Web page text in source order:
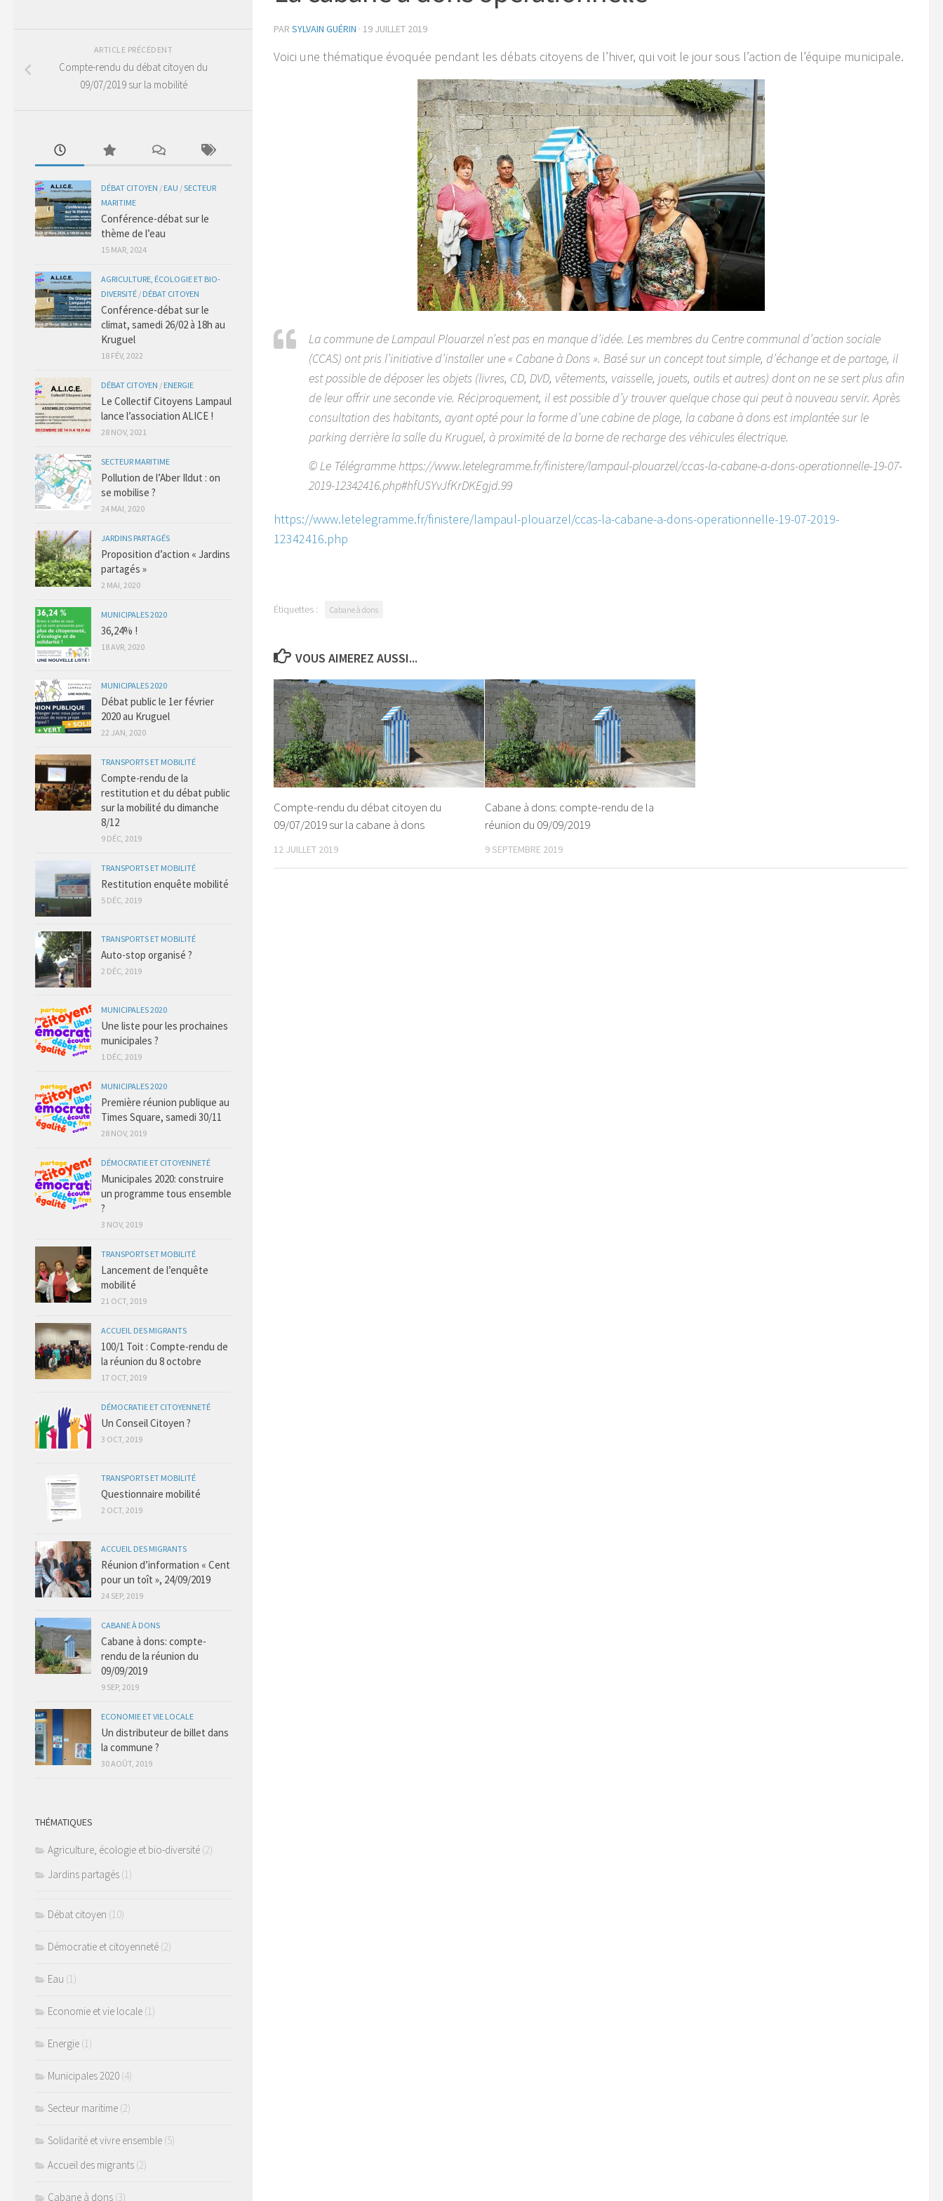
PAR SYLVAIN GUÉRIN · 19 JUILLET 2019
Voici une thématique évoquée pendant les débats citoyens de l’hiver, qui voit le jour sous l’action de l’équipe municipale.
La commune de Lampaul Plouarzel n’est pas en manque d’idée. Les membres du Centre communal d’action sociale
(CCAS) ont pris l’initiative d’installer une « Cabane à Dons ». Basé sur un concept tout simple, d’échange et de partage, il
est possible de déposer les objets (livres, CD, DVD, vêtements, vaisselle, jouets, outils et autres) dont on ne se sert plus afin
de leur offrir une seconde vie. Réciproquement, il est possible d’y trouver quelque chose qui peut à nouveau servir. Après
consultation des habitants, ayant opté pour la forme d’une cabine de plage, la cabane à dons est implantée sur le
parking derrière la salle du Kruguel, à proximité de la borne de recharge des véhicules électrique.
© Le Télégramme https://www.letelegramme.fr/finistere/lampaul-plouarzel/ccas-la-cabane-a-dons-operationnelle-19-07-
2019-12342416.php#hfUSYvJfKrDKEgjd.99
https://www.letelegramme.fr/finistere/lampaul-plouarzel/ccas-la-cabane-a-dons-operationnelle-19-07-2019-
12342416.php
Étiquettes : Cabane à dons
VOUS AIMEREZ AUSSI...
Compte-rendu du débat citoyen du
09/07/2019 sur la cabane à dons
12 JUILLET 2019
Cabane à dons: compte-rendu de la
réunion du 09/09/2019
9 SEPTEMBRE 2019
ARTICLE PRÉCÉDENT
Compte-rendu du débat citoyen du
09/07/2019 sur la mobilité
DÉBAT CITOYEN / EAU /SECTEUR
MARITIME
Conférence-débat sur le
thème de l’eau
15 MAR, 2024
AGRICULTURE, ÉCOLOGIE ET BIO-
DIVERSITÉ / DÉBAT CITOYEN
Conférence-débat sur le
climat, samedi 26/02 à 18h au
Kruguel
18 FÉV, 2022
DÉBAT CITOYEN / ENERGIE
Le Collectif Citoyens Lampaul
lance l’association ALICE !
28 NOV, 2021
SECTEUR MARITIME
Pollution de l’Aber Ildut : on
se mobilise ?
24 MAI, 2020
JARDINS PARTAGÉS
Proposition d’action « Jardins
partagés »
2 MAI, 2020
MUNICIPALES 2020
36,24% !
18 AVR, 2020
MUNICIPALES 2020
Débat public le 1er février
2020 au Kruguel
22 JAN, 2020
TRANSPORTS ET MOBILITÉ
Compte-rendu de la
restitution et du débat public
sur la mobilité du dimanche
8/12
9 DÉC, 2019
TRANSPORTS ET MOBILITÉ
Restitution enquête mobilité
5 DÉC, 2019
TRANSPORTS ET MOBILITÉ
Auto-stop organisé ?
2 DÉC, 2019
MUNICIPALES 2020
Une liste pour les prochaines
municipales ?
1 DÉC, 2019
MUNICIPALES 2020
Première réunion publique au
Times Square, samedi 30/11
28 NOV, 2019
DÉMOCRATIE ET CITOYENNETÉ
Municipales 2020: construire
un programme tous ensemble
?
3 NOV, 2019
TRANSPORTS ET MOBILITÉ
Lancement de l’enquête
mobilité
21 OCT, 2019
ACCUEIL DES MIGRANTS
100/1 Toit : Compte-rendu de
la réunion du 8 octobre
17 OCT, 2019
DÉMOCRATIE ET CITOYENNETÉ
Un Conseil Citoyen ?
3 OCT, 2019
TRANSPORTS ET MOBILITÉ
Questionnaire mobilité
2 OCT, 2019
ACCUEIL DES MIGRANTS
Réunion d’information « Cent
pour un toît », 24/09/2019
24 SEP, 2019
CABANE À DONS
Cabane à dons: compte-
rendu de la réunion du
09/09/2019
9 SEP, 2019
ECONOMIE ET VIE LOCALE
Un distributeur de billet dans
la commune ?
30 AOÛT, 2019
THÉMATIQUES
Agriculture, écologie et bio-diversité (2)
Jardins partagés (1)
Débat citoyen (10)
Démocratie et citoyenneté (2)
Eau (1)
Economie et vie locale (1)
Energie (1)
Municipales 2020 (4)
Secteur maritime (2)
Solidarité et vivre ensemble (5)
Accueil des migrants (2)
Cabane à dons (3)